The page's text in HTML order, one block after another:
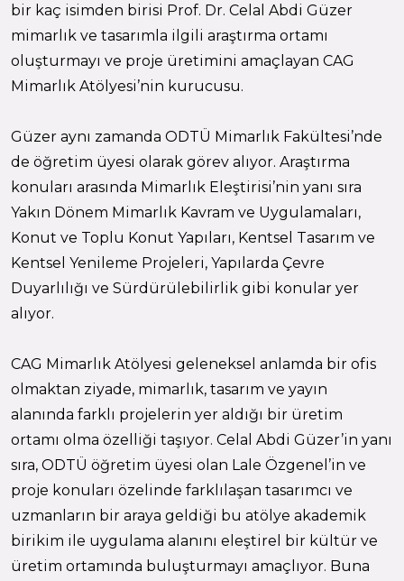
bir kaç isimden birisi Prof. Dr. Celal Abdi Güzer
mimarlık ve tasarımla ilgili araştırma ortamı
oluşturmayı ve proje üretimini amaçlayan CAG
Mimarlık Atölyesi’nin kurucusu.
Güzer aynı zamanda ODTÜ Mimarlık Fakültesi’nde
de öğretim üyesi olarak görev alıyor. Araştırma
konuları arasında Mimarlık Eleştirisi’nin yanı sıra
Yakın Dönem Mimarlık Kavram ve Uygulamaları,
Konut ve Toplu Konut Yapıları, Kentsel Tasarım ve
Kentsel Yenileme Projeleri, Yapılarda Çevre
Duyarlılığı ve Sürdürülebilirlik gibi konular yer
alıyor.
CAG Mimarlık Atölyesi geleneksel anlamda bir ofis
olmaktan ziyade, mimarlık, tasarım ve yayın
alanında farklı projelerin yer aldığı bir üretim
ortamı olma özelliği taşıyor. Celal Abdi Güzer’in yanı
sıra, ODTÜ öğretim üyesi olan Lale Özgenel’in ve
proje konuları özelinde farklılaşan tasarımcı ve
uzmanların bir araya geldiği bu atölye akademik
birikim ile uygulama alanını eleştirel bir kültür ve
üretim ortamında buluşturmayı amaçlıyor. Buna